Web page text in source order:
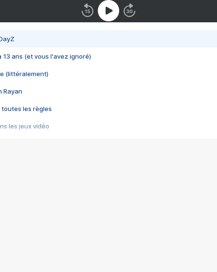
13 ans (et vous l'avez ignoré)
(littéralement)
Rayan
toutes les règles
les jeux vidéo